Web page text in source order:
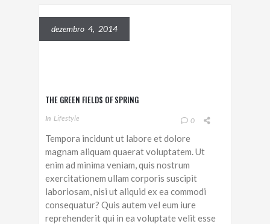
dezembro 4, 2014
THE GREEN FIELDS OF SPRING
In Lifestyle 0
Tempora incidunt ut labore et dolore
magnam aliquam quaerat voluptatem. Ut
enim ad minima veniam, quis nostrum
exercitationem ullam corporis suscipit
laboriosam, nisi ut aliquid ex ea commodi
consequatur? Quis autem vel eum iure
reprehenderit qui in ea voluptate velit esse